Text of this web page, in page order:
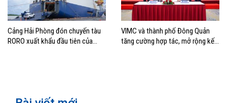
Cảng Hải Phòng đón chuyến tàu
RORO xuất khẩu đầu tiên của
VIMC và thành phố Đông Quản
tăng cường hợp tác, mở rộng kết